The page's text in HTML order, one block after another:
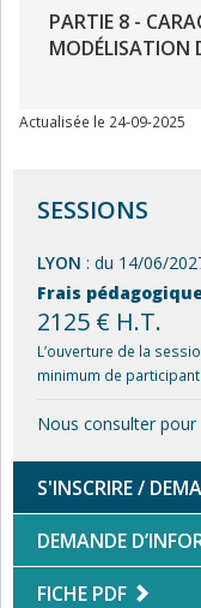
PARTIE 8 -
MODÉLISATION
Actualisée le 24-09-2025
SESSIONS
LYON : du 14/06/
Frais
2125 € H.T.
L’ouverture de la
minimum de
Nous consulter
S'INSCRIRE /
DEMANDE
FICHE PDF